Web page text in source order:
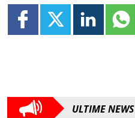
ULTIME NEWS